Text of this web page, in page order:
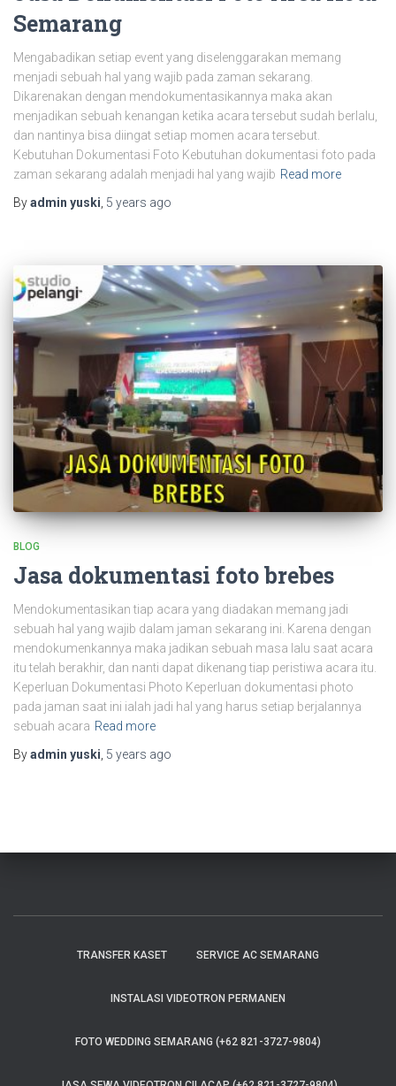
Semarang
Mengabadikan setiap event yang diselenggarakan memang
menjadi sebuah hal yang wajib pada zaman sekarang.
Dikarenakan dengan mendokumentasikannya maka akan
menjadikan sebuah kenangan ketika acara tersebut sudah berlalu,
dan nantinya bisa diingat setiap momen acara tersebut.
Kebutuhan Dokumentasi Foto Kebutuhan dokumentasi foto pada
zaman sekarang adalah menjadi hal yang wajib Read more
Byadmin yuski, 5 years ago
BLOG
Jasa dokumentasi foto brebes
Mendokumentasikan tiap acara yang diadakan memang jadi
sebuah hal yang wajib dalam jaman sekarang ini. Karena dengan
mendokumenkannya maka jadikan sebuah masa lalu saat acara
itu telah berakhir, dan nanti dapat dikenang tiap peristiwa acara itu.
Keperluan Dokumentasi Photo Keperluan dokumentasi photo
pada jaman saat ini ialah jadi hal yang harus setiap berjalannya
sebuah acara Read more
Byadmin yuski 5 years ago
TRANSFER KASET SERVICE AC SEMARANG
INSTALASI VIDEOTRON PERMANEN
FOTO WEDDING SEMARANG (+62 821-3727-9804)